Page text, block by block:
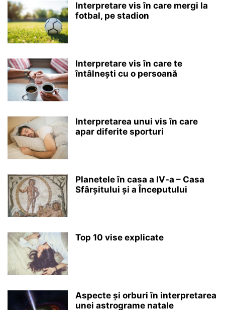
Interpretare vis în care mergi la
fotbal, pe stadion
Interpretare vis în care te
întâlnești cu o persoană
Interpretarea unui vis în care
apar diferite sporturi
Planetele în casa a IV-a – Casa
Sfârșitului și a Începutului
Top 10 vise explicate
Aspecte și orburi în interpretarea
unei astrograme natale